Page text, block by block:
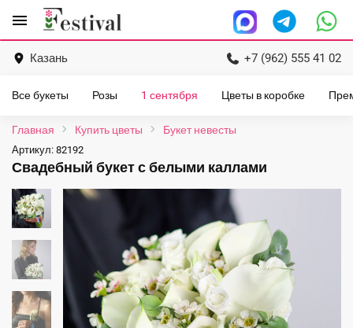
menu
Перейти
содержанию
Казань +7 (962) 555 41 02
Все букеты Розы 1 сентября Цветы в коробке
Главная Купить цветы Букет невесты
Артикул: 82192
Свадебный букет с белыми каллами